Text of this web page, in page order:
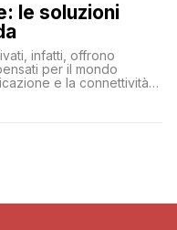
le soluzioni
infatti, offrono
per il mondo
e la connettività